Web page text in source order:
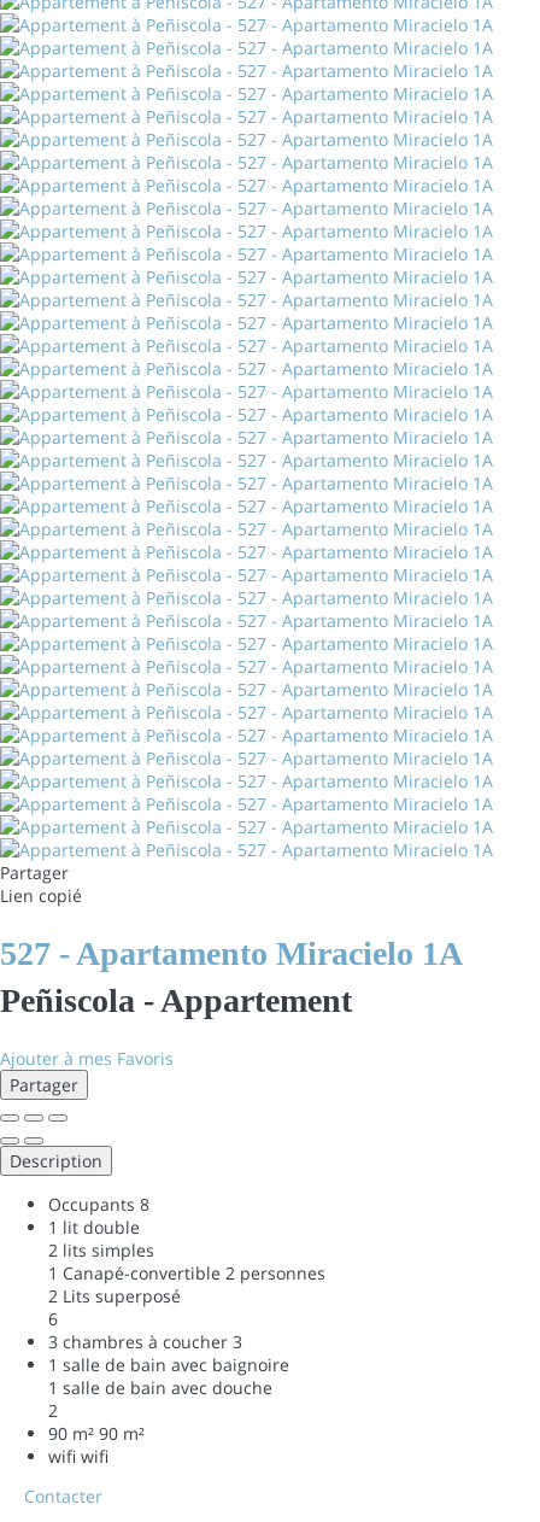
Partager
Lien copié
527 - Apartamento Miracielo 1A
Peñiscola -Appartement
Ajouter à mes Favoris
Partager
Description
Occupants 8
1 lit double
2 lits simples
1 Canapé-convertible 2 personnes
2 Lits superposé
6
3 chambres à coucher 3
1 salle de bain avec baignoire
1 salle de bain avec douche
2
90 m² 90 m²
wifi wifi
Contacter